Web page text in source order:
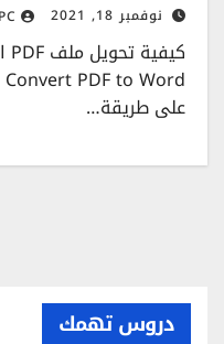
نوفمبر 18, 2021
على طريقة…
دروس تهمك